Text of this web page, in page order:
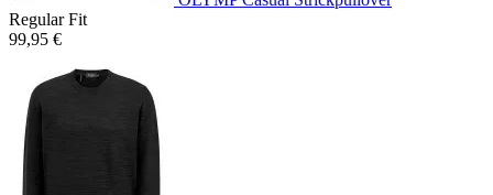
Regular Fit
99,95 €